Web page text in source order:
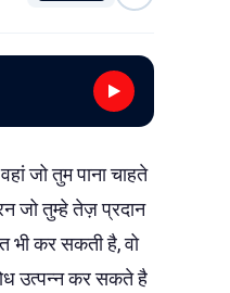
जो तुम पाना चाहते
जो तुम्हे तेज़ प्रदान
भी कर सकती है, वो
उत्पन्न कर सकते है